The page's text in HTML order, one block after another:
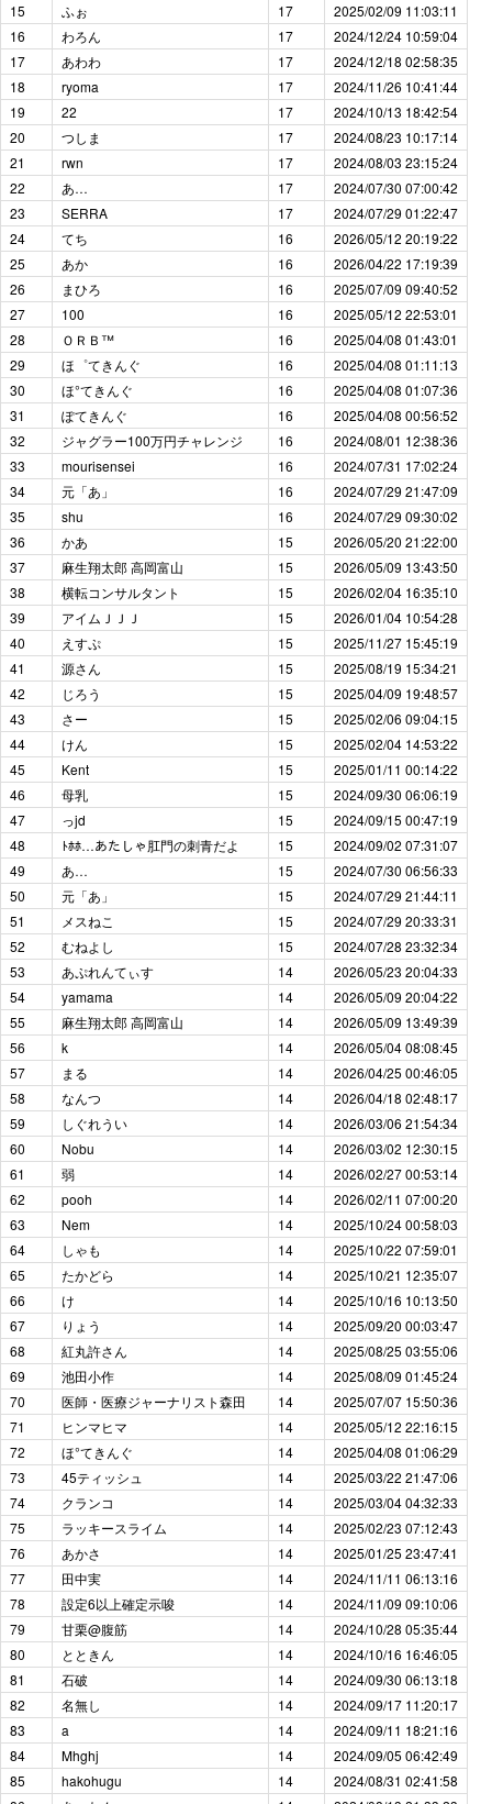
15
ふぉ 17
2025/02/09 11:03:11
16
わろん 17
2024/12/24 10:59:04
17
あわわ 17
2024/12/18 02:58:35
18
ryoma 17
2024/11/26 10:41:44
19
22 17
2024/10/13 18:42:54
20
つしま 17
2024/08/23 10:17:14
21
rwn 17
2024/08/03 23:15:24
22
あ… 17
2024/07/30 07:00:42
23
SERRA 17
2024/07/29 01:22:47
24
てち 16
2026/05/12 20:19:22
25
あか 16
2026/04/22 17:19:39
26
まひろ 16
2025/07/09 09:40:52
27
100 16
2025/05/12 22:53:01
28
ＯＲＢ™️ 16
2025/04/08 01:43:01
29
ほ゜てきんぐ 16
2025/04/08 01:11:13
30
ほ°てきんぐ 16
2025/04/08 01:07:36
31
ぽてきんぐ 16
2025/04/08 00:56:52
32
ジャグラー100万円チャレンジ 16
2024/08/01 12:38:36
33
mourisensei 16
2024/07/31 17:02:24
34
元「あ」 16
2024/07/29 21:47:09
35
shu 16
2024/07/29 09:30:02
36
かあ 15
2026/05/20 21:22:00
37
麻生翔太郎 高岡富山 15
2026/05/09 13:43:50
38
横転コンサルタント 15
2026/02/04 16:35:10
39
アイムＪＪＪ 15
2026/01/04 10:54:28
40
えすぷ 15
2025/11/27 15:45:19
41
源さん 15
2025/08/19 15:34:21
42
じろう 15
2025/04/09 19:48:57
43
さー 15
2025/02/06 09:04:15
44
けん 15
2025/02/04 14:53:22
45
Kent 15
2025/01/11 00:14:22
46
母乳 15
2024/09/30 06:06:19
47
っjd 15
2024/09/15 00:47:19
48
ﾄﾎﾎ…あたしゃ肛門の刺青だよ 15
2024/09/02 07:31:07
49
あ… 15
2024/07/30 06:56:33
50
元「あ」 15
2024/07/29 21:44:11
51
メスねこ 15
2024/07/29 20:33:31
52
むねよし 15
2024/07/28 23:32:34
53
あぷれんてぃす 14
2026/05/23 20:04:33
54
yamama 14
2026/05/09 20:04:22
55
麻生翔太郎 高岡富山 14
2026/05/09 13:49:39
56
k 14
2026/05/04 08:08:45
57
まる 14
2026/04/25 00:46:05
58
なんつ 14
2026/04/18 02:48:17
59
しぐれうい 14
2026/03/06 21:54:34
60
Nobu 14
2026/03/02 12:30:15
61
弱 14
2026/02/27 00:53:14
62
pooh 14
2026/02/11 07:00:20
63
Nem 14
2025/10/24 00:58:03
64
しゃも 14
2025/10/22 07:59:01
65
たかどら 14
2025/10/21 12:35:07
66
け 14
2025/10/16 10:13:50
67
りょう 14
2025/09/20 00:03:47
68
紅丸許さん 14
2025/08/25 03:55:06
69
池田小作 14
2025/08/09 01:45:24
70
医師・医療ジャーナリスト森田 14
2025/07/07 15:50:36
71
ヒンマヒマ 14
2025/05/12 22:16:15
72
ほ°てきんぐ 14
2025/04/08 01:06:29
73
45ティッシュ 14
2025/03/22 21:47:06
74
クランコ 14
2025/03/04 04:32:33
75
ラッキースライム 14
2025/02/23 07:12:43
76
あかさ 14
2025/01/25 23:47:41
77
田中実 14
2024/11/11 06:13:16
78
設定6以上確定示唆 14
2024/11/09 09:10:06
79
甘栗@腹筋 14
2024/10/28 05:35:44
80
とときん 14
2024/10/16 16:46:05
81
石破 14
2024/09/30 06:13:18
82
名無し 14
2024/09/17 11:20:17
83
a 14
2024/09/11 18:21:16
84
Mhghj 14
2024/09/05 06:42:49
85
hakohugu 14
2024/08/31 02:41:58